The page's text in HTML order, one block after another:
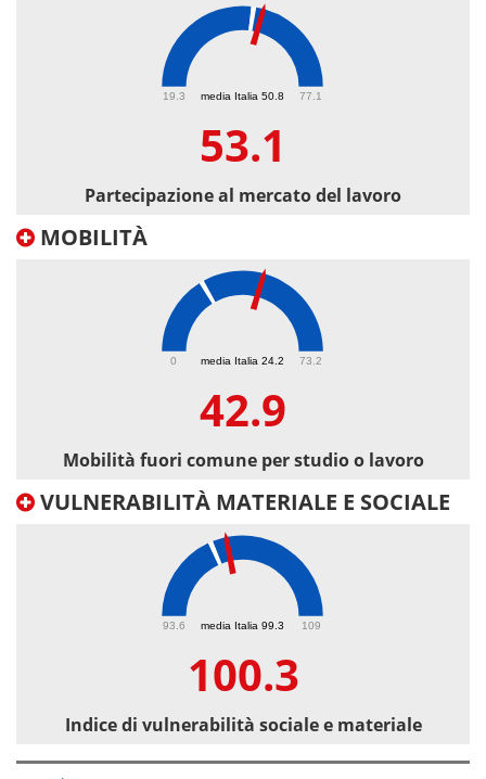
media Italia 50.8
19.3 77.1
53.1
Partecipazione al mercato del lavoro
MOBILITÀ
media Italia 24.2
0 73.2
42.9
Mobilità fuori comune per studio o lavoro
VULNERABILITÀ MATERIALE E SOCIALE
media Italia 99.3
93.6 109
100.3
Indice di vulnerabilità sociale e materiale